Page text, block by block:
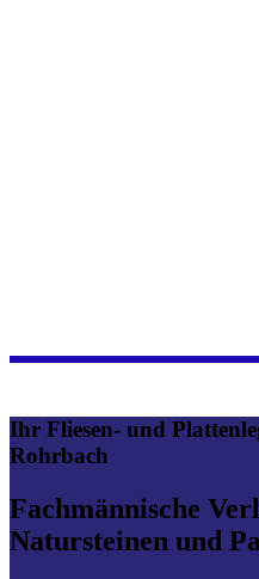
Ihr Fliesen- und
Rohrbach
Fachmännische
Natursteinen und